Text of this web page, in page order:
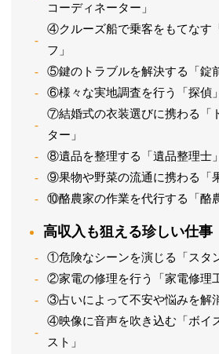
コーディネーター」
④クルーズ船で乗客をもてなす
フ」
⑤鍵のトラブルを解決する「錠
⑥様々な実地調査を行う「探偵」
⑦結婚式の衣装選びに携わる「
ター」
⑧遺品を整理する「遺品整理士」
⑨果物や野菜の流通に携わる「
⑩酪農家の作業を代行する「酪
高収入も狙える珍しい仕事
①危険なシーンを演じる「スタ
②家電の修理を行う「家電修理
③占いによって不安や悩みを解
④映像に音声を吹き込む「ボイ
スト」